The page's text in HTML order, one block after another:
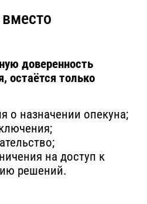
доверенность
остаётся только
о назначении опекуна;
на доступ к
решений.